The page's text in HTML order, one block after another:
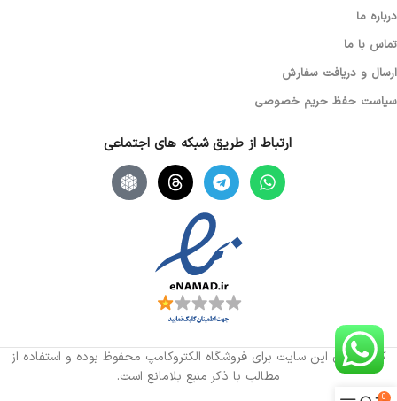
درباره ما
تماس با ما
ارسال و دریافت سفارش
سیاست حفظ حریم خصوصی
ارتباط از طریق شبکه های اجتماعی
کلیه حقوق این سایت برای فروشگاه الکتروکامپ محفوظ بوده و استفاده از
مطالب با ذکر منبع بلامانع است.
0